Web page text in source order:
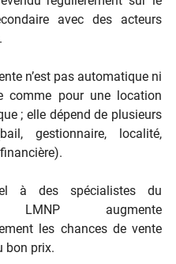
avec des acteurs
n’est pas automatique ni
comme pour une location
; elle dépend de plusieurs
gestionnaire, localité,
à des spécialistes du
LMNP augmente
les chances de vente
bon prix.